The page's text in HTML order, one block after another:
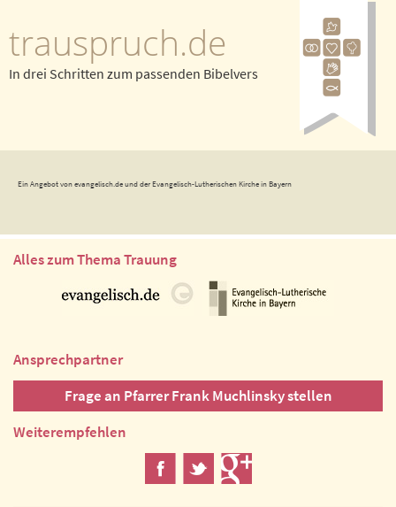
trauspruch.de
In drei Schritten zum passenden Bibelvers
Ein Angebot von evangelisch.de und der Evangelisch-Lutherischen Kirche in Bayern
Alles zum Thema Trauung
Ansprechpartner
Frage an Pfarrer Frank Muchlinsky stellen
Weiterempfehlen